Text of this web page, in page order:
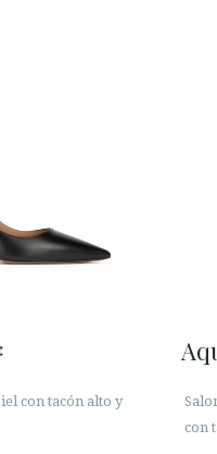
con tacón alto y
con